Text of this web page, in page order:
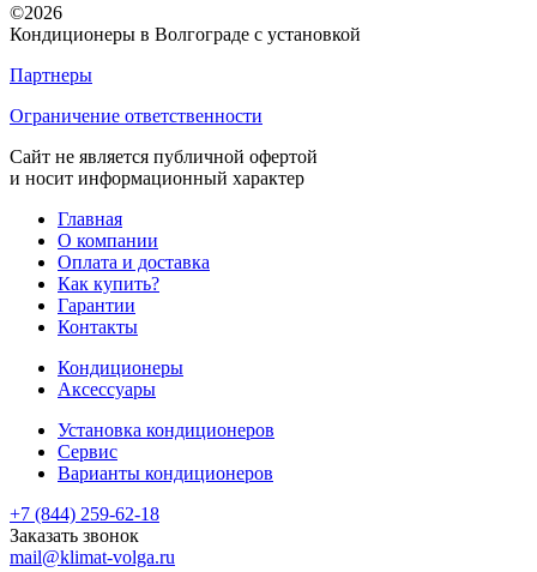
©2026
Кондиционеры в Волгограде с установкой
Партнеры
Ограничение ответственности
Сайт не является публичной офертой
и носит информационный характер
Главная
О компании
Оплата и доставка
Как купить?
Гарантии
Контакты
Кондиционеры
Аксессуары
Установка кондиционеров
Сервис
Варианты кондиционеров
+7 (844) 259-62-18
Заказать звонок
mail@klimat-volga.ru